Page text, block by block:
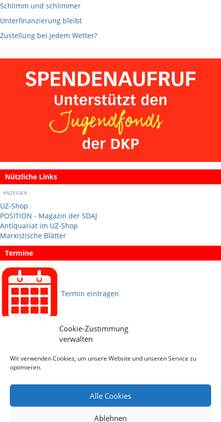
Cookie-Zustimmung
verwalten
Wir verwenden Cookies, um unsere Website und unseren Service zu
optimieren.
Alle Cookies
Ablehnen
Schlimm und schlimmer
Unterfinanzierung bleibt
Zustellung bei jedem Wetter?
Nützliche Links
ANZEIGEN
UZ-Shop
POSITION - Magazin der SDAJ
Antiquariat im UZ-Shop
Marxistische Blätter
Termine
Termin eintragen
Social Media